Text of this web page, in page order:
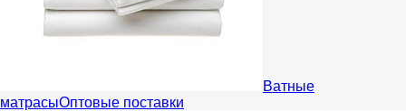
Ватные
матрасыОптовые поставки